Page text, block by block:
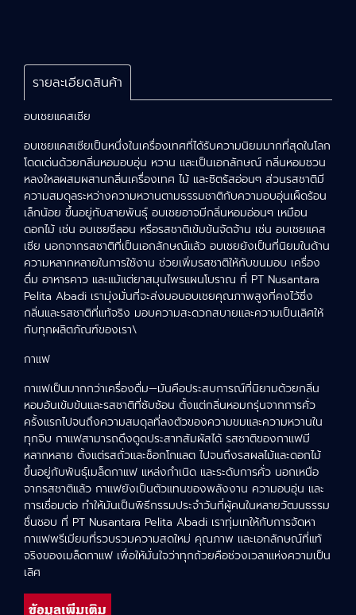
รายละเอียดสินค้า
อบเชยแคสเซีย
อบเชยแคสเซียเป็นหนึ่งในเครื่องเทศที่ได้รับความนิยมมากที่สุดในโลก
โดดเด่นด้วยกลิ่นหอมอบอุ่น หวาน และเป็นเอกลักษณ์ กลิ่นหอมชวน
หลงใหลผสมผสานกลิ่นเครื่องเทศ ไม้ และซิตรัสอ่อนๆ ส่วนรสชาติมี
ความสมดุลระหว่างความหวานตามธรรมชาติกับความอบอุ่นเผ็ดร้อน
เล็กน้อย ขึ้นอยู่กับสายพันธุ์ อบเชยอาจมีกลิ่นหอมอ่อนๆ เหมือน
ดอกไม้ เช่น อบเชยซีลอน หรือรสชาติเข้มข้นจัดจ้าน เช่น อบเชยแคส
เซีย นอกจากรสชาติที่เป็นเอกลักษณ์แล้ว อบเชยยังเป็นที่นิยมในด้าน
ความหลากหลายในการใช้งาน ช่วยเพิ่มรสชาติให้กับขนมอบ เครื่อง
ดื่ม อาหารคาว และแม้แต่ยาสมุนไพรแผนโบราณ ที่ PT Nusantara
Pelita Abadi เรามุ่งมั่นที่จะส่งมอบอบเชยคุณภาพสูงที่คงไว้ซึ่ง
กลิ่นและรสชาติที่แท้จริง มอบความสะดวกสบายและความเป็นเลิศให้
กับทุกผลิตภัณฑ์ของเรา\
กาแฟ
กาแฟเป็นมากกว่าเครื่องดื่ม—มันคือประสบการณ์ที่นิยามด้วยกลิ่น
หอมอันเข้มข้นและรสชาติที่ซับซ้อน ตั้งแต่กลิ่นหอมกรุ่นจากการคั่ว
ครั้งแรกไปจนถึงความสมดุลที่ลงตัวของความขมและความหวานใน
ทุกจิบ กาแฟสามารถดึงดูดประสาทสัมผัสได้ รสชาติของกาแฟมี
หลากหลาย ตั้งแต่รสถั่วและช็อกโกแลต ไปจนถึงรสผลไม้และดอกไม้
ขึ้นอยู่กับพันธุ์เมล็ดกาแฟ แหล่งกำเนิด และระดับการคั่ว นอกเหนือ
จากรสชาติแล้ว กาแฟยังเป็นตัวแทนของพลังงาน ความอบอุ่น และ
การเชื่อมต่อ ทำให้มันเป็นพิธีกรรมประจำวันที่ผู้คนในหลายวัฒนธรรม
ชื่นชอบ ที่ PT Nusantara Pelita Abadi เราทุ่มเทให้กับการจัดหา
กาแฟพรีเมียมที่รวบรวมความสดใหม่ คุณภาพ และเอกลักษณ์ที่แท้
จริงของเมล็ดกาแฟ เพื่อให้มั่นใจว่าทุกถ้วยคือช่วงเวลาแห่งความเป็น
เลิศ